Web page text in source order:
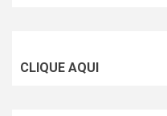
CLIQUE AQUI